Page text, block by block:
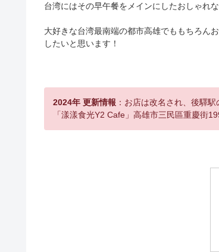
台湾にはその早午餐をメインにしたおしゃれ
大好きな台湾最南端の都市高雄でももちろん
したいと思います！
2024年 更新情報 ：お店は改名され、後驛
「漾漾食光Y2 Cafe」高雄市三民區重慶街